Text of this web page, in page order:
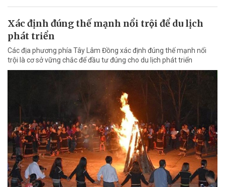
Xác định đúng thế mạnh nổi trội để du lịch
phát triển
Các địa phương phía Tây Lâm Đồng xác định đúng thế mạnh nổi
trội là cơ sở vững chắc để đầu tư đúng cho du lịch phát triển